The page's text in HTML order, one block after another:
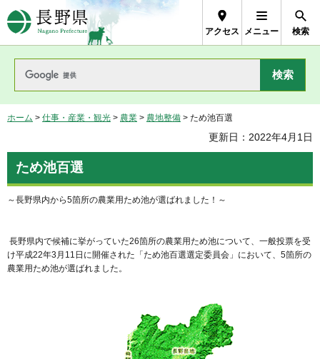
長野県Nagano Prefecture
アクセス メニュー 検索
ホーム > 仕事・産業・観光 > 農業 > 農地整備 > ため池百選
更新日：2022年4月1日
ため池百選
～長野県内から5箇所の農業用ため池が選ばれました！～
長野県内で候補に挙がっていた26箇所の農業用ため池について、一般投票を受
け平成22年3月11日に開催された「ため池百選選定委員会」において、5箇所の
農業用ため池が選ばれました。